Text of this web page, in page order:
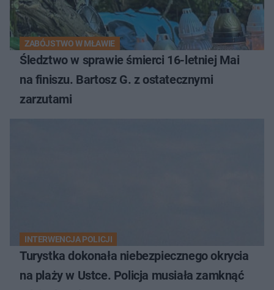
ZABÓJSTWO W MŁAWIE
Śledztwo w sprawie śmierci 16-letniej Mai
na finiszu. Bartosz G. z ostatecznymi
zarzutami
INTERWENCJA POLICJI
Turystka dokonała niebezpiecznego okrycia
na plaży w Ustce. Policja musiała zamknąć